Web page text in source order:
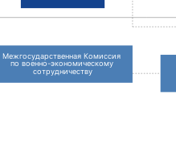
Межгосударственная Комиссия
по военно-экономическому
сотрудничеству